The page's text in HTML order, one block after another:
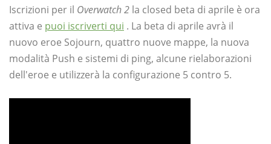
Iscrizioni per il Overwatch 2 la closed beta di aprile è ora
attiva e puoi iscriverti qui . La beta di aprile avrà il
nuovo eroe Sojourn, quattro nuove mappe, la nuova
modalità Push e sistemi di ping, alcune rielaborazioni
dell'eroe e utilizzerà la configurazione 5 contro 5.